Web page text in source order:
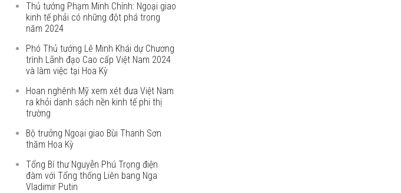
Thủ tướng Phạm Minh Chính: Ngoại giao
kinh tế phải có những đột phá trong
năm 2024
Phó Thủ tướng Lê Minh Khái dự Chương
trình Lãnh đạo Cao cấp Việt Nam 2024
và làm việc tại Hoa Kỳ
Hoan nghênh Mỹ xem xét đưa Việt Nam
ra khỏi danh sách nền kinh tế phi thị
trường
Bộ trưởng Ngoại giao Bùi Thanh Sơn
thăm Hoa Kỳ
Tổng Bí thư Nguyễn Phú Trọng điện
đàm với Tổng thống Liên bang Nga
Vladimir Putin